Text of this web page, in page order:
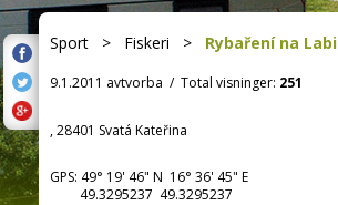
Sport > Fiskeri > Rybaření na Labi
9.1.2011 avtvorba / Total visninger: 251
, 28401 Svatá Kateřina
GPS: 49° 19' 46" N 16° 36' 45" E
49.3295237 49.3295237